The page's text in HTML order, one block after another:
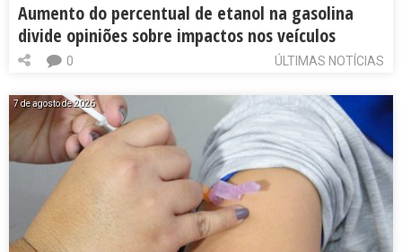
Aumento do percentual de etanol na gasolina
divide opiniões sobre impactos nos veículos
ÚLTIMAS NOTÍCIAS
0
7 de agosto de 2026